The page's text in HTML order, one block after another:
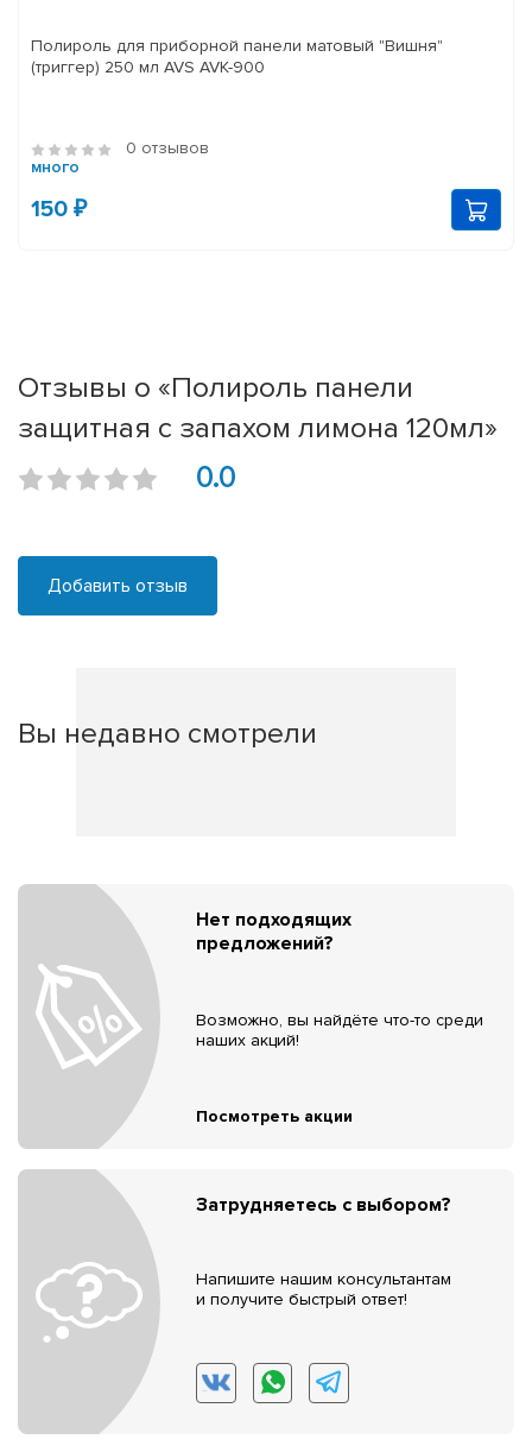
Полироль для приборной панели матовый "Вишня"
(триггер) 250 мл AVS AVK-900
0 отзывов
много
150 ₽
Отзывы о «Полироль панели
защитная с запахом лимона 120мл»
0.0
Добавить отзыв
Вы недавно смотрели
Нет подходящих
предложений?
Возможно, вы найдёте что-то среди
наших акций!
Посмотреть акции
Затрудняетесь с выбором?
Напишите нашим консультантам
и получите быстрый ответ!